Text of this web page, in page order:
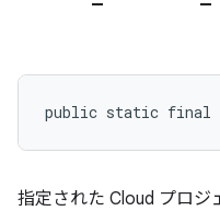
public static final
指定された Cloud プロジ